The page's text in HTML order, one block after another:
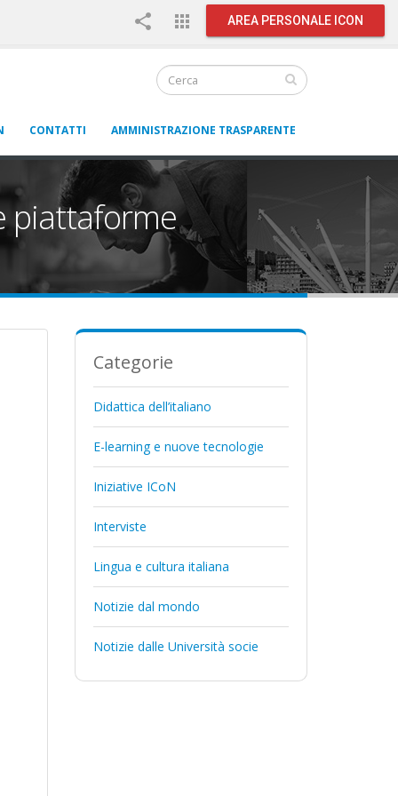
share apps AREA PERSONALE ICON
CONTATTI AMMINISTRAZIONE TRASPARENTE
piattaforme
Categorie
Didattica dell’italiano
E-learning e nuove tecnologie
Iniziative ICoN
Interviste
Lingua e cultura italiana
Notizie dal mondo
Notizie dalle Università socie